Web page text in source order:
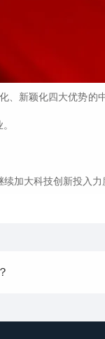
颖化四大优势的中
大科技创新投入力